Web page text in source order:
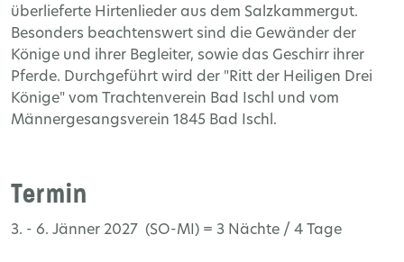
überlieferte Hirtenlieder aus dem Salzkammergut.
Besonders beachtenswert sind die Gewänder der
Könige und ihrer Begleiter, sowie das Geschirr ihrer
Pferde. Durchgeführt wird der "Ritt der Heiligen Drei
Könige" vom Trachtenverein Bad Ischl und vom
Männergesangsverein 1845 Bad Ischl.
Termin
3. - 6. Jänner 2027 (SO-MI) = 3 Nächte / 4 Tage